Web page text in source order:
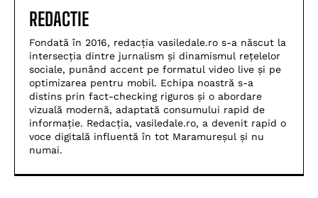
REDACTIE
Fondată în 2016, redacția vasiledale.ro s-a născut la
intersecția dintre jurnalism și dinamismul rețelelor
sociale, punând accent pe formatul video live și pe
optimizarea pentru mobil. Echipa noastră s-a
distins prin fact-checking riguros și o abordare
vizuală modernă, adaptată consumului rapid de
informație. Redacția, vasiledale.ro, a devenit rapid o
voce digitală influentă în tot Maramureșul și nu
numai.